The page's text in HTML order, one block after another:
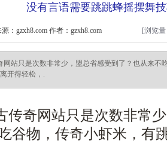
没有言语需要跳跳蜂摇摆舞
：gzxh8.com 作者：gzxh8.com [浏览
网站只是次数非常少，盟总省感受到了？也从来不
开得轻松，.
传奇网站只是次数非常
谷物，传奇小虾米，有